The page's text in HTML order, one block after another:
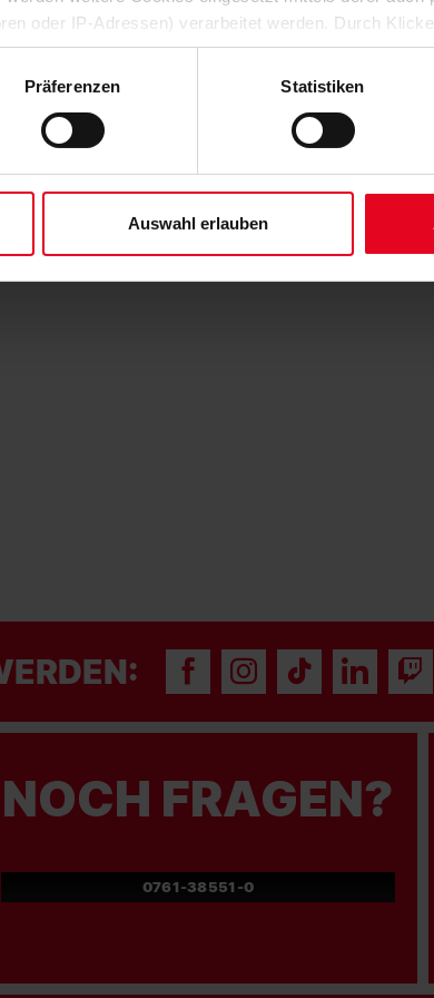
oder IP-Adressen) verarbeitet werden. Durch
aller aufgeführten Cookies und der
jeweils angegebene Zwecke gem. § 25 Abs. 1
werden nur unbedingt erforderliche Cookies
Präferenzen Statistiken
Auswahl erlauben
NOCH FRAGEN?
0761-38551-0